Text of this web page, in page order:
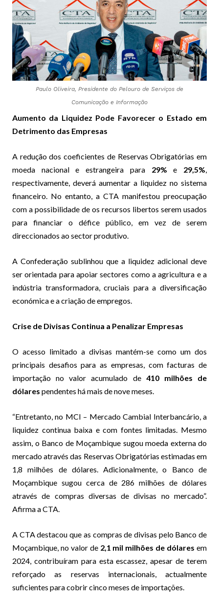
Paulo Oliveira, Presidente do Pelouro de Serviços de
Comunicação e Informação
Aumento da Liquidez Pode Favorecer o Estado em
Detrimento das Empresas
A redução dos coeficientes de Reservas Obrigatórias em
moeda nacional e estrangeira para 29% e 29,5%,
respectivamente, deverá aumentar a liquidez no sistema
financeiro. No entanto, a CTA manifestou preocupação
com a possibilidade de os recursos libertos serem usados
para financiar o défice público, em vez de serem
direccionados ao sector produtivo.
A Confederação sublinhou que a liquidez adicional deve
ser orientada para apoiar sectores como a agricultura e a
indústria transformadora, cruciais para a diversificação
económica e a criação de empregos.
Crise de Divisas Continua a Penalizar Empresas
O acesso limitado a divisas mantém-se como um dos
principais desafios para as empresas, com facturas de
importação no valor acumulado de 410 milhões de
dólares pendentes há mais de nove meses.
“Entretanto, no MCI – Mercado Cambial Interbancário, a
liquidez continua baixa e com fontes limitadas. Mesmo
assim, o Banco de Moçambique sugou moeda externa do
mercado através das Reservas Obrigatórias estimadas em
1,8 milhões de dólares. Adicionalmente, o Banco de
Moçambique sugou cerca de 286 milhões de dólares
através de compras diversas de divisas no mercado”.
Afirma a CTA.
A CTA destacou que as compras de divisas pelo Banco de
Moçambique, no valor de 2,1 mil milhões de dólares em
2024, contribuíram para esta escassez, apesar de terem
reforçado as reservas internacionais, actualmente
suficientes para cobrir cinco meses de importações.